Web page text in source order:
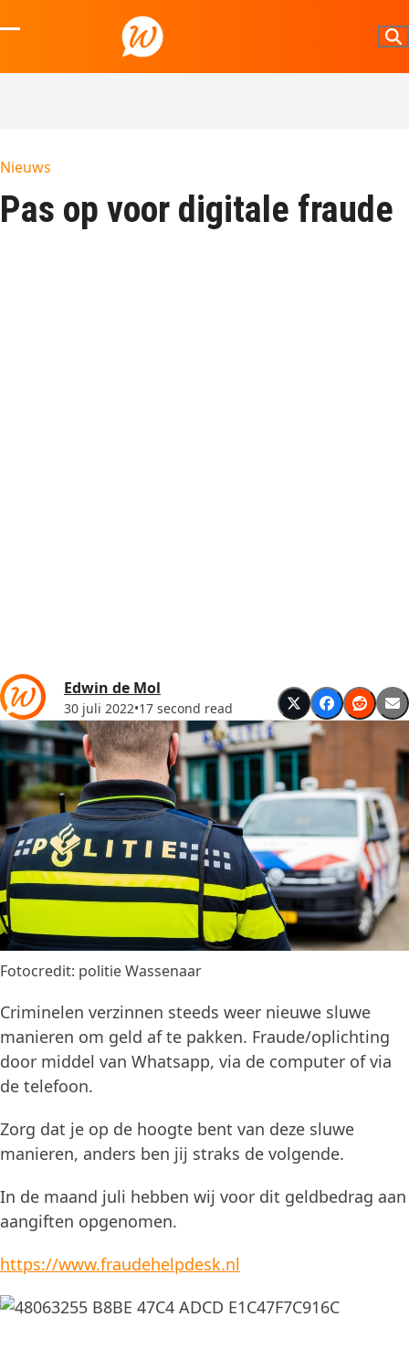
to
mobile
mobile
Nieuws
Pas op voor digitale fraude
Edwin de Mol
30 juli 2022•17 second read
Fotocredit: politie Wassenaar
Criminelen verzinnen steeds weer nieuwe sluwe
manieren om geld af te pakken. Fraude/oplichting
door middel van Whatsapp, via de computer of via
de telefoon.
Zorg dat je op de hoogte bent van deze sluwe
manieren, anders ben jij straks de volgende.
In de maand juli hebben wij voor dit geldbedrag aan
aangiften opgenomen.
https://www.fraudehelpdesk.nl